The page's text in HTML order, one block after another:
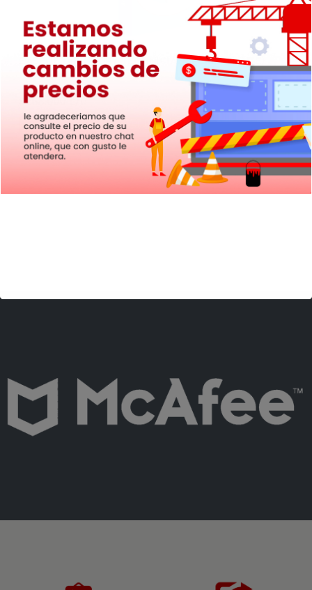
EaseUS Disk Copy Technician (Permanente)
$268.000
Ver Producto